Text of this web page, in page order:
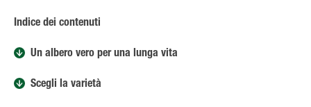
Indice dei contenuti
Un albero vero per una lunga vita
Scegli la varietà